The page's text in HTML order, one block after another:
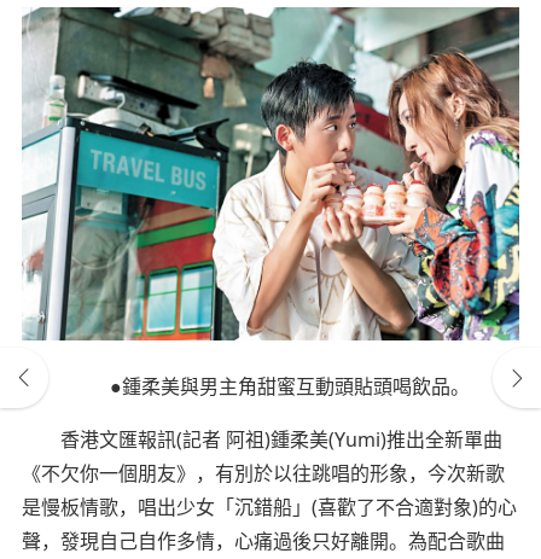
●鍾柔美與男主角甜蜜互動頭貼頭喝飲品。
香港文匯報訊(記者 阿祖)鍾柔美(Yumi)推出全新單曲
《不欠你一個朋友》，有別於以往跳唱的形象，今次新歌
是慢板情歌，唱出少女「沉錯船」(喜歡了不合適對象)的心
聲，發現自己自作多情，心痛過後只好離開。為配合歌曲